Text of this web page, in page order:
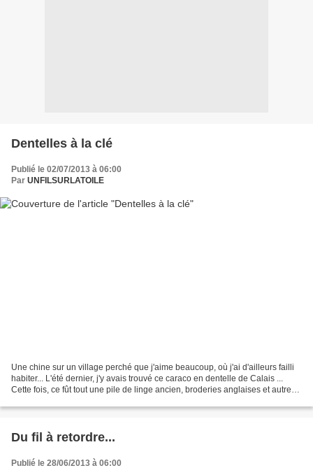
Dentelles à la clé
Publié le 02/07/2013 à 06:00
Par UNFILSURLATOILE
Une chine sur un village perché que j'aime beaucoup, où j'ai d'ailleurs failli
habiter... L'été dernier, j'y avais trouvé ce caraco en dentelle de Calais ...
Cette fois, ce fût tout une pile de linge ancien, broderies anglaises et autres
Du fil à retordre...
Publié le 28/06/2013 à 06:00